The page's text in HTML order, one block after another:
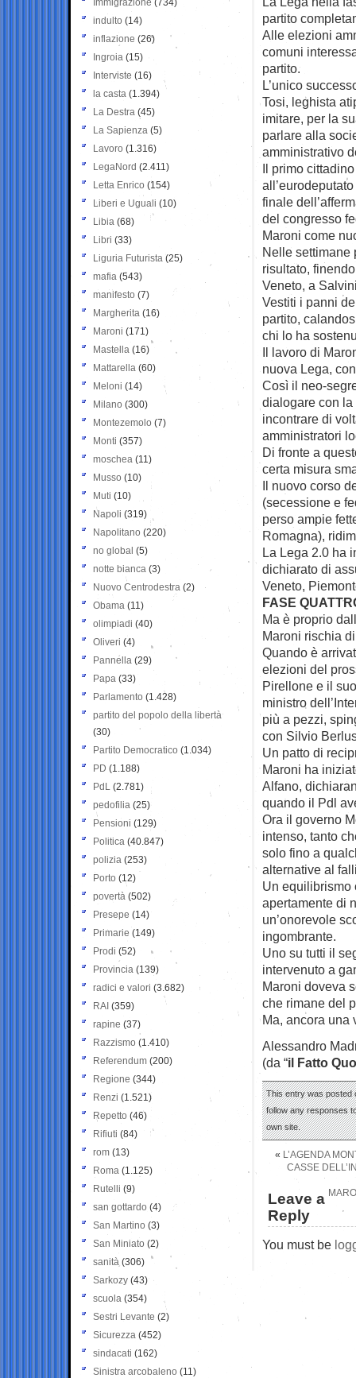
partito
Alle elezioni
comuni
partito.
L’unico
Tosi, leghista
imitare, per la
parlare alla
amministrativo
Il primo
finale
del congresso
Maroni come
Nelle settimane
risultato,
Veneto, a
Vestiti i panni
partito,
chi lo ha
Il lavoro di
nuova Lega,
Così il neo-
dialogare con
incontrare di
amministratori
Di fronte a
certa misura
Il nuovo corso
(secessione e
perso ampie
Romagna),
La Lega 2.0 ha
dichiarato di
Veneto,
FASE
Ma è proprio
Maroni rischia
Quando è
elezioni del
Pirellone e il
ministro
più a pezzi,
con Silvio
Un patto di
Maroni ha
Alfano,
quando il Pdl
Ora il governo
intenso, tanto
solo fino a
alternative al
Un equilibrismo
apertamente di
un’onorevole
ingombrante.
Uno su tutti il
intervenuto a
Maroni doveva
che rimane del
Ma, ancora una
Alessandro
(da “il Fatto
This entry was posted
follow any responses
own site.
« L’AGENDA
CASSE
Leave a
Reply
You must be
Immigrazione (734)
indulto (14)
inflazione (26)
Ingroia (15)
Interviste (16)
la casta (1.394)
La Destra (45)
La Sapienza (5)
Lavoro (1.316)
LegaNord (2.411)
Letta Enrico (154)
Liberi e Uguali (10)
Libia (68)
Libri (33)
Liguria Futurista (25)
mafia (543)
manifesto (7)
Margherita (16)
Maroni (171)
Mastella (16)
Mattarella (60)
Meloni (14)
Milano (300)
Montezemolo (7)
Monti (357)
moschea (11)
Musso (10)
Muti (10)
Napoli (319)
Napolitano (220)
no global (5)
notte bianca (3)
Nuovo Centrodestra (2)
Obama (11)
olimpiadi (40)
Oliveri (4)
Pannella (29)
Papa (33)
Parlamento (1.428)
partito del popolo della libertà
(30)
Partito Democratico (1.034)
PD (1.188)
PdL (2.781)
pedofilia (25)
Pensioni (129)
Politica (40.847)
polizia (253)
Porto (12)
povertà (502)
Presepe (14)
Primarie (149)
Prodi (52)
Provincia (139)
radici e valori (3.682)
RAI (359)
rapine (37)
Razzismo (1.410)
Referendum (200)
Regione (344)
Renzi (1.521)
Repetto (46)
Rifiuti (84)
rom (13)
Roma (1.125)
Rutelli (9)
san gottardo (4)
San Martino (3)
San Miniato (2)
sanità (306)
Sarkozy (43)
scuola (354)
Sestri Levante (2)
Sicurezza (452)
sindacati (162)
Sinistra arcobaleno (11)